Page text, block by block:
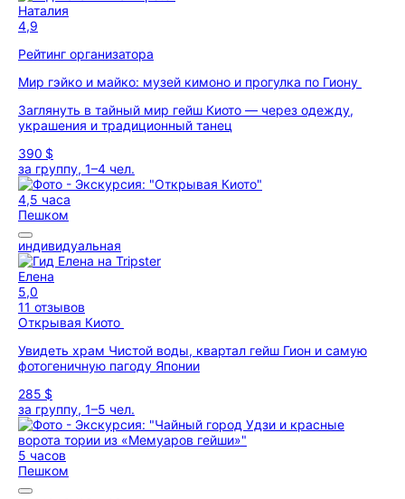
Наталия
4,9
Рейтинг организатора
Мир гэйко и майко: музей кимоно и прогулка по Гиону
Заглянуть в тайный мир гейш Киото — через одежду,
украшения и традиционный танец
390 $
за группу, 1–4 чел.
4,5 часа
Пешком
индивидуальная
Елена
5,0
11 отзывов
Открывая Киото
Увидеть храм Чистой воды, квартал гейш Гион и самую
фотогеничную пагоду Японии
285 $
за группу, 1–5 чел.
5 часов
Пешком